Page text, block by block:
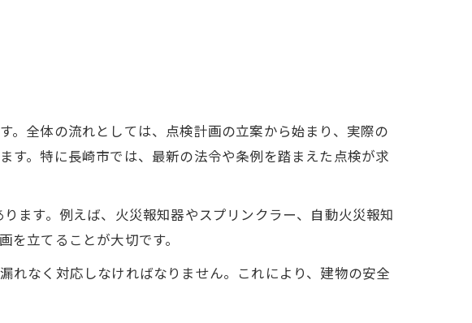
全体の流れとしては、点検計画の立案から始まり、実際の
。特に長崎市では、最新の法令や条例を踏まえた点検が求
ます。例えば、火災報知器やスプリンクラー、自動火災報知
立てることが大切です。
なく対応しなければなりません。これにより、建物の安全